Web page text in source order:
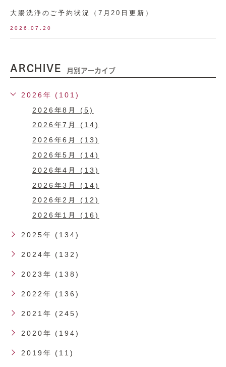
大腸洗浄のご予約状況（7月20日更新）
2026.07.20
ARCHIVE 月別アーカイブ
2026年 (101)
2026年8月 (5)
2026年7月 (14)
2026年6月 (13)
2026年5月 (14)
2026年4月 (13)
2026年3月 (14)
2026年2月 (12)
2026年1月 (16)
2025年 (134)
2024年 (132)
2023年 (138)
2022年 (136)
2021年 (245)
2020年 (194)
2019年 (11)